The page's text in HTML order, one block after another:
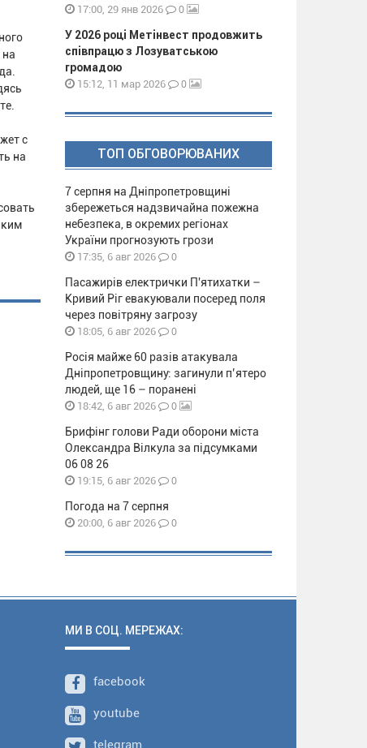
с
на
17:00, 29 янв 2026 0
У 2026 році Метінвест продовжить
співпрацю з Лозуватською
громадою
15:12, 11 мар 2026 0
ТОП ОБГОВОРЮВАНИХ
7 серпня на Дніпропетровщині
збережеться надзвичайна пожежна
небезпека, в окремих регіонах
України прогнозують грози
17:35, 6 авг 2026 0
Пасажирів електрички П'ятихатки –
Кривий Ріг евакуювали посеред поля
через повітряну загрозу
18:05, 6 авг 2026 0
Росія майже 60 разів атакувала
Дніпропетровщину: загинули п’ятеро
людей, ще 16 – поранені
18:42, 6 авг 2026 0
Брифінг голови Ради оборони міста
Олександра Вілкула за підсумками
06 08 26
19:15, 6 авг 2026 0
Погода на 7 серпня
20:00, 6 авг 2026 0
МИ В СОЦ. МЕРЕЖАХ:
facebook
youtube
telegram